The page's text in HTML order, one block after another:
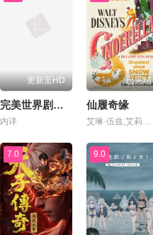
更新至HD
完美世界剧场版九劫焚天
内详
已完结
仙履奇缘
艾琳·伍兹,艾莉诺·阿德里,薇娜·费尔顿
7.0 9.0